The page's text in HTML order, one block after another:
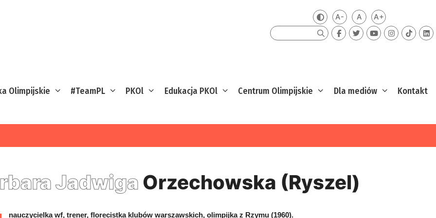
Zmień kontrast
A-Mniejsza czcionka
ADomyślna czcionka
A+Większa
Szukaj
Olimpijskie #TeamPL PKOl Edukacja PKOl Centrum Olimpijskie Dla mediów Kontakt
Jadwiga Orzechowska (Ryszel)
nauczycielka wf, trener, florecistka klubów warszawskich, olimpijka z Rzymu (1960).